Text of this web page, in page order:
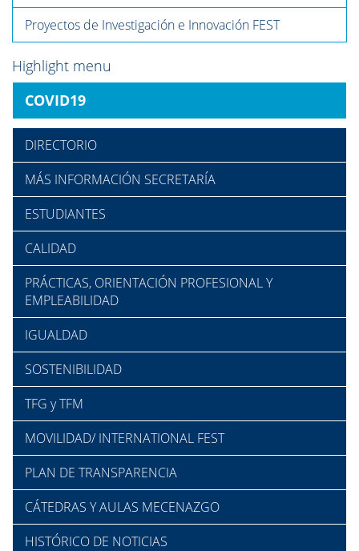
Proyectos de Investigación e Innovación FEST
Highlight menu
COVID19
DIRECTORIO
MÁS INFORMACIÓN SECRETARÍA
ESTUDIANTES
CALIDAD
PRÁCTICAS, ORIENTACIÓN PROFESIONAL Y
EMPLEABILIDAD
IGUALDAD
SOSTENIBILIDAD
TFG y TFM
MOVILIDAD/ INTERNATIONAL FEST
PLAN DE TRANSPARENCIA
CÁTEDRAS Y AULAS MECENAZGO
HISTÓRICO DE NOTICIAS